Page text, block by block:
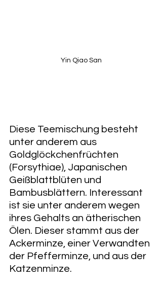
Yin Qiao San
Diese Teemischung besteht
unter anderem aus
Goldglöckchenfrüchten
(Forsythiae), Japanischen
Geißblattblüten und
Bambusblättern. Interessant
ist sie unter anderem wegen
ihres Gehalts an ätherischen
Ölen. Dieser stammt aus der
Ackerminze, einer Verwandten
der Pfefferminze, und aus der
Katzenminze.